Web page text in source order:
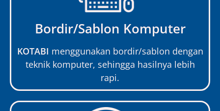
Bordir/Sablon Komputer
KOTABI menggunakan bordir/sablon dengan
teknik komputer, sehingga hasilnya lebih
rapi.